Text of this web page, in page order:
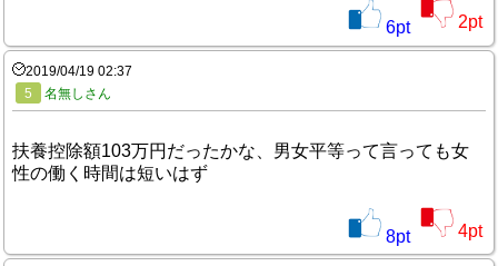
6pt 2pt
2019/04/19 02:37
5
名無しさん
扶養控除額103万円だったかな、男女平等って言っても女
性の働く時間は短いはず
8pt 4pt